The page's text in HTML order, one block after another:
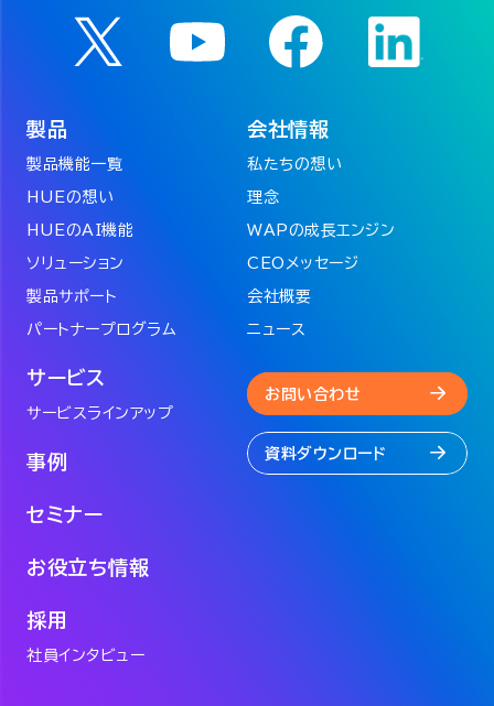
製品
製品機能一覧
HUEの想い
HUEのAI機能
ソリューション
製品サポート
パートナープログラム
サービス
サービスラインアップ
事例
セミナー
お役立ち情報
採用
社員インタビュー
会社情報
私たちの想い
理念
WAPの成長エンジン
CEOメッセージ
会社概要
ニュース
お問い合わせ
資料ダウンロード